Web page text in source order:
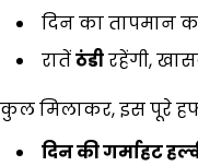
दिन का तापमान
रातेंठंडीरहेंगी,
कुल मिलाकर, इस पूरे
दिन की गर्माहट